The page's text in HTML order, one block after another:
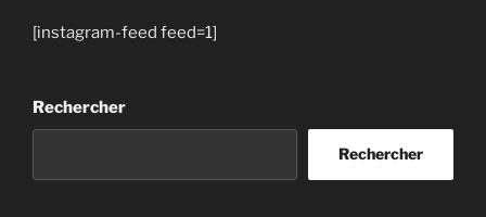
[instagram-feed feed=1]
Rechercher
Rechercher